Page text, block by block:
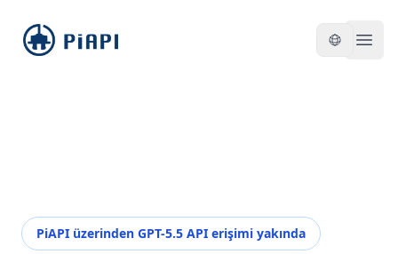
piapi
PiAPI üzerinden GPT-5.5 API erişimi yakında